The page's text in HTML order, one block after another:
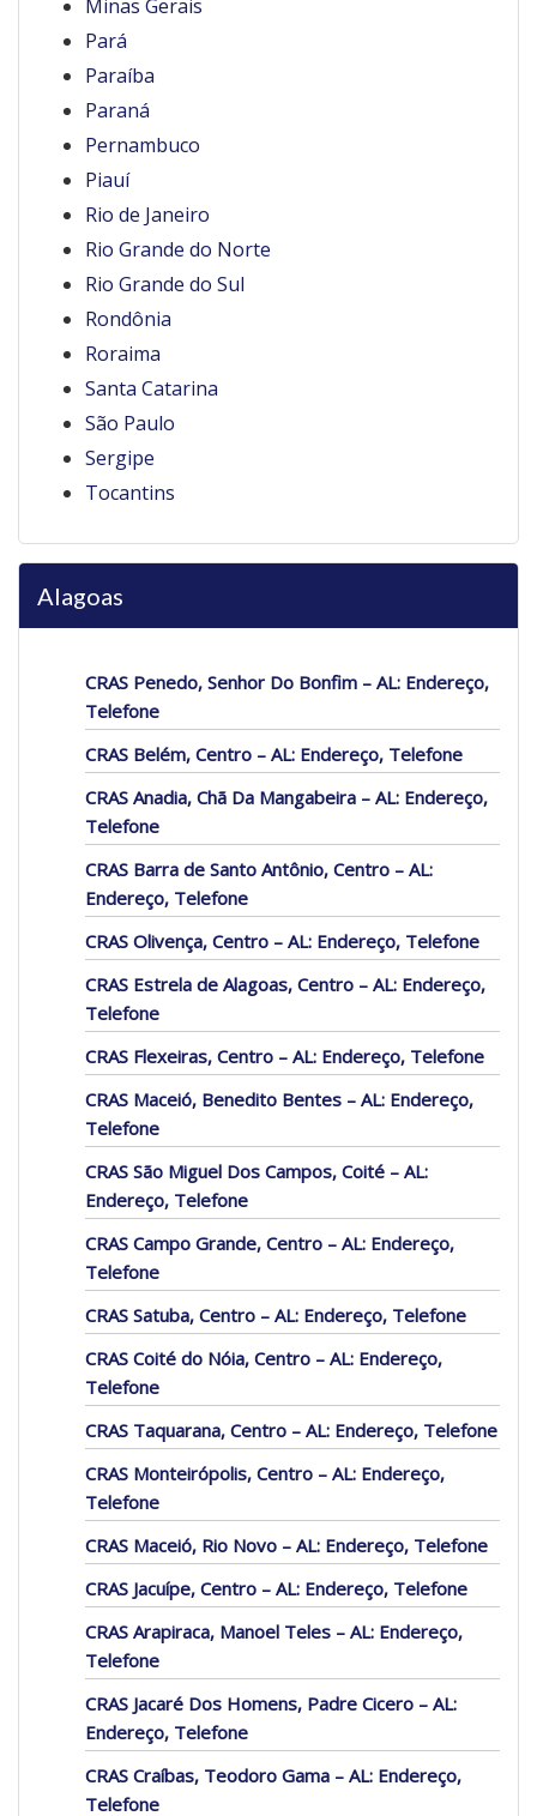
Minas Gerais
Pará
Paraíba
Paraná
Pernambuco
Piauí
Rio de Janeiro
Rio Grande do Norte
Rio Grande do Sul
Rondônia
Roraima
Santa Catarina
São Paulo
Sergipe
Tocantins
Alagoas
CRAS Penedo, Senhor Do Bonfim – AL: Endereço,
Telefone
CRAS Belém, Centro – AL: Endereço, Telefone
CRAS Anadia, Chã Da Mangabeira – AL: Endereço,
Telefone
CRAS Barra de Santo Antônio, Centro – AL:
Endereço, Telefone
CRAS Olivença, Centro – AL: Endereço, Telefone
CRAS Estrela de Alagoas, Centro – AL: Endereço,
Telefone
CRAS Flexeiras, Centro – AL: Endereço, Telefone
CRAS Maceió, Benedito Bentes – AL: Endereço,
Telefone
CRAS São Miguel Dos Campos, Coité – AL:
Endereço, Telefone
CRAS Campo Grande, Centro – AL: Endereço,
Telefone
CRAS Satuba, Centro – AL: Endereço, Telefone
CRAS Coité do Nóia, Centro – AL: Endereço,
Telefone
CRAS Taquarana, Centro – AL: Endereço, Telefone
CRAS Monteirópolis, Centro – AL: Endereço,
Telefone
CRAS Maceió, Rio Novo – AL: Endereço, Telefone
CRAS Jacuípe, Centro – AL: Endereço, Telefone
CRAS Arapiraca, Manoel Teles – AL: Endereço,
Telefone
CRAS Jacaré Dos Homens, Padre Cicero – AL:
Endereço, Telefone
CRAS Craíbas, Teodoro Gama – AL: Endereço,
Telefone